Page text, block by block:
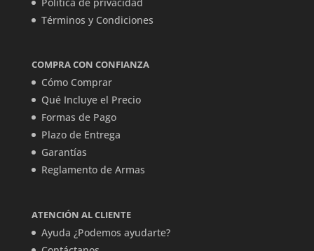
Términos y Condiciones
COMPRA CON CONFIANZA
Cómo Comprar
Qué Incluye el Precio
Formas de Pago
Plazo de Entrega
Garantías
Reglamento de Armas
ATENCIÓN AL CLIENTE
Ayuda ¿Podemos ayudarte?